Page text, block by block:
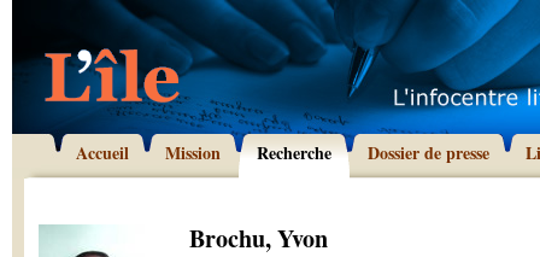
Accueil Mission Recherche Dossier de presse
Brochu, Yvon